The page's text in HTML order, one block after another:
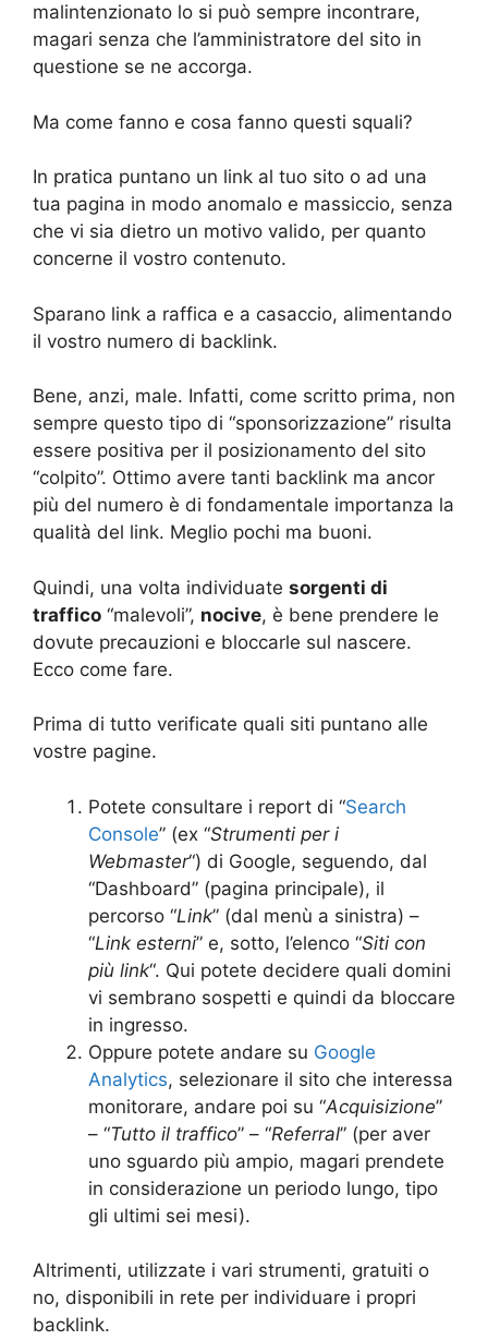
malintenzionato lo si può sempre incontrare,
magari senza che l’amministratore del sito in
questione se ne accorga.
Ma come fanno e cosa fanno questi squali?
In pratica puntano un link al tuo sito o ad una
tua pagina in modo anomalo e massiccio, senza
che vi sia dietro un motivo valido, per quanto
concerne il vostro contenuto.
Sparano link a raffica e a casaccio, alimentando
il vostro numero di backlink.
Bene, anzi, male. Infatti, come scritto prima, non
sempre questo tipo di “sponsorizzazione” risulta
essere positiva per il posizionamento del sito
“colpito”. Ottimo avere tanti backlink ma ancor
più del numero è di fondamentale importanza la
qualità del link. Meglio pochi ma buoni.
Quindi, una volta individuate sorgenti di
traffico “malevoli”, nocive, è bene prendere le
dovute precauzioni e bloccarle sul nascere.
Ecco come fare.
Prima di tutto verificate quali siti puntano alle
vostre pagine.
Potete consultare i report di “Search
Console” (ex “Strumenti per i
Webmaster“) di Google, seguendo, dal
“Dashboard” (pagina principale), il
percorso “Link” (dal menù a sinistra) –
“Link esterni” e, sotto, l’elenco “Siti con
più link“. Qui potete decidere quali domini
vi sembrano sospetti e quindi da bloccare
in ingresso.
Oppure potete andare su Google
Analytics, selezionare il sito che interessa
monitorare, andare poi su “Acquisizione”
– “Tutto il traffico” – “Referral” (per aver
uno sguardo più ampio, magari prendete
in considerazione un periodo lungo, tipo
gli ultimi sei mesi).
Altrimenti, utilizzate i vari strumenti, gratuiti o
no, disponibili in rete per individuare i propri
backlink.